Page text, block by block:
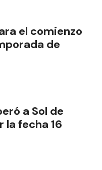
el comienzo
de
a Sol de
la fecha 16